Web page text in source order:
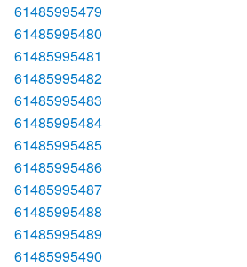
61485995479
61485995480
61485995481
61485995482
61485995483
61485995484
61485995485
61485995486
61485995487
61485995488
61485995489
61485995490